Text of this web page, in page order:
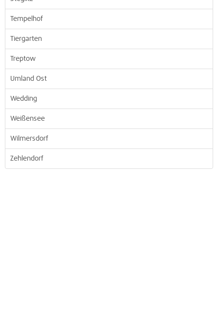
Tempelhof
Tiergarten
Treptow
Umland Ost
Wedding
Weißensee
Wilmersdorf
Zehlendorf